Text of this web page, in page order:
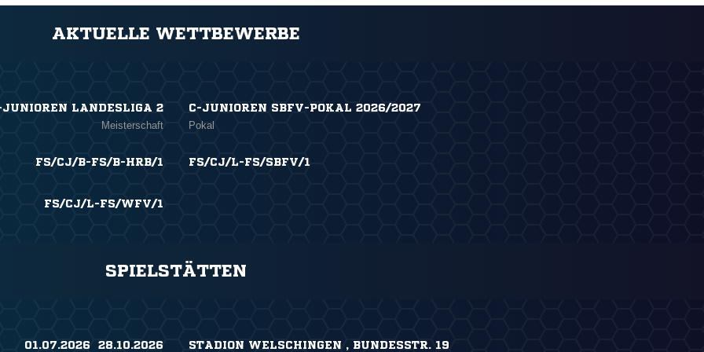
AKTUELLE WETTBEWERBE
JUNIOREN LANDESLIGA 2
Meisterschaft
C-JUNIOREN SBFV-POKAL 2026/2027
Pokal
FS/CJ/B-FS/B-HRB/1 FS/CJ/L-FS/SBFV/1
FS/CJ/L-FS/WFV/1
SPIELSTÄTTEN
01.07.2026 ​ 28.10.2026 STADION WELSCHINGEN , BUNDESSTR. 19